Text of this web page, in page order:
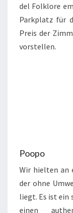
del Folklore
Parkplatz für
Preis der
vorstellen.
Poopo
Wir hielten an
der ohne
liegt. Es ist ein
einen